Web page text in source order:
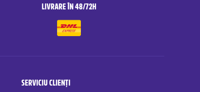
LIVRARE ÎN 48/72H
SERVICIU CLIENȚI